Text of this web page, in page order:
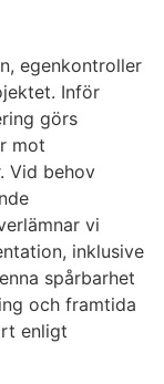
egenkontroller
Inför
görs
mot
Vid behov
vi
inklusive
spårbarhet
och framtida
enligt